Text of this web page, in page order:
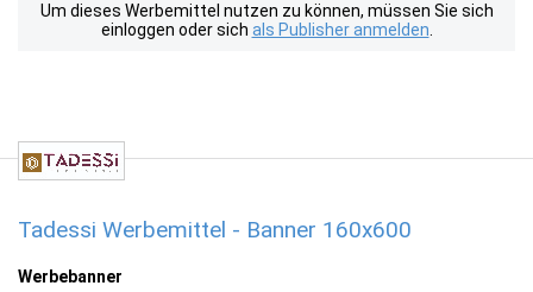
Um dieses Werbemittel nutzen zu können, müssen Sie sich
einloggen oder sich als Publisher anmelden
Tadessi Werbemittel - Banner 160x600
Werbebanner